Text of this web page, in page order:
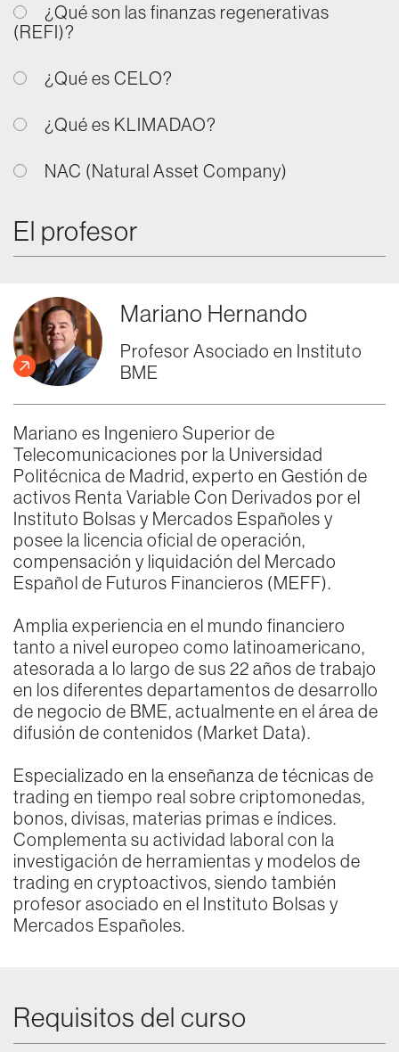
¿Qué son las finanzas regenerativas
(REFI)?
¿Qué es CELO?
¿Qué es KLIMADAO?
NAC (Natural Asset Company)
El profesor
Mariano Hernando
Profesor Asociado en Instituto
BME
Mariano es Ingeniero Superior de
Telecomunicaciones por la Universidad
Politécnica de Madrid, experto en Gestión de
activos Renta Variable Con Derivados por el
Instituto Bolsas y Mercados Españoles y
posee la licencia oficial de operación,
compensación y liquidación del Mercado
Español de Futuros Financieros (MEFF).
Amplia experiencia en el mundo financiero
tanto a nivel europeo como latinoamericano,
atesorada a lo largo de sus 22 años de trabajo
en los diferentes departamentos de desarrollo
de negocio de BME, actualmente en el área de
difusión de contenidos (Market Data).
Especializado en la enseñanza de técnicas de
trading en tiempo real sobre criptomonedas,
bonos, divisas, materias primas e índices.
Complementa su actividad laboral con la
investigación de herramientas y modelos de
trading en cryptoactivos, siendo también
profesor asociado en el Instituto Bolsas y
Mercados Españoles.
Requisitos del curso